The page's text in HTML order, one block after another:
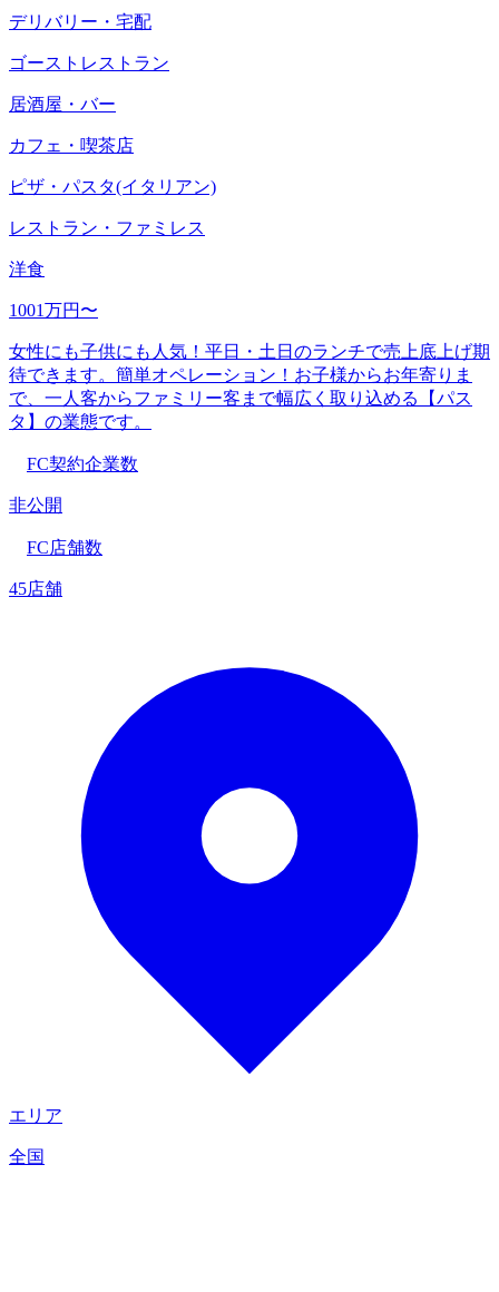
デリバリー・宅配
ゴーストレストラン
居酒屋・バー
カフェ・喫茶店
ピザ・パスタ(イタリアン)
レストラン・ファミレス
洋食
1001万円〜
女性にも子供にも人気！平日・土日のランチで売上底上げ期
待できます。簡単オペレーション！お子様からお年寄りま
で、一人客からファミリー客まで幅広く取り込める【パス
タ】の業態です。
FC契約企業数
非公開
FC店舗数
45店舗
エリア
全国